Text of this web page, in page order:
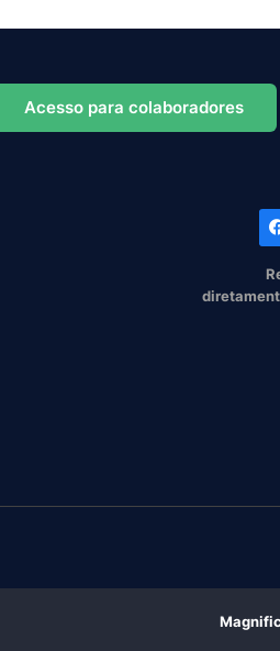
Acesso para colaboradores
Magnific